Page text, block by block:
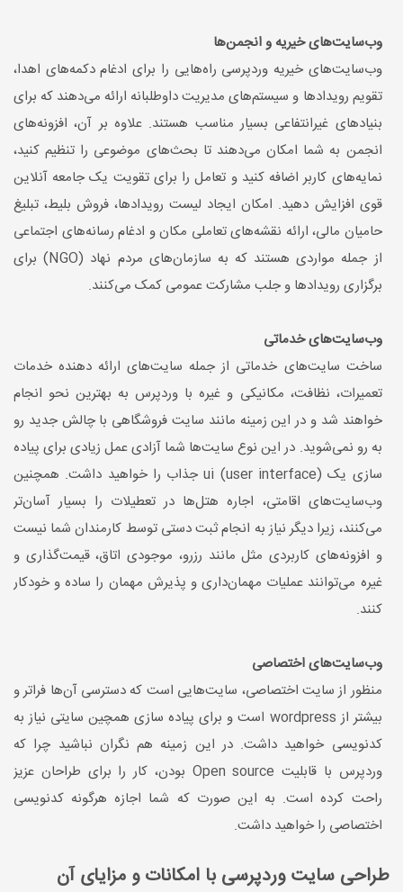
وب‌سایت‌های خیریه و انجمن‌ها
وب‌سایت‌های خیریه وردپرسی راه‌هایی را برای ادغام دکمه‌های اهدا،
تقویم رویدادها و سیستم‌های مدیریت داوطلبانه ارائه می‌دهند که برای
بنیادهای غیرانتفاعی بسیار مناسب هستند. علاوه بر آن، افزونه‌های
انجمن به شما امکان می‌دهند تا بحث‌های موضوعی را تنظیم کنید،
نمایه‌های کاربر اضافه کنید و تعامل را برای تقویت یک جامعه آنلاین
قوی افزایش دهید. امکان ایجاد لیست رویدادها، فروش بلیط، تبلیغ
حامیان مالی، ارائه نقشه‌های تعاملی مکان و ادغام رسانه‌های اجتماعی
از جمله مواردی هستند که به سازمان‌های مردم نهاد (NGO) برای
برگزاری رویدادها و جلب مشارکت عمومی کمک می‌کنند.
وب‌سایت‌های خدماتی
ساخت سایت‌های خدماتی از جمله سایت‌های ارائه دهنده خدمات
تعمیرات، نظافت، مکانیکی و غیره با وردپرس به بهترین نحو انجام
خواهند شد و در این زمینه مانند سایت فروشگاهی با چالش جدید رو
به رو نمی‌شوید. در این نوع سایت‌ها شما آزادی عمل زیادی برای پیاده
سازی یک (user interface) ui جذاب را خواهید داشت. همچنین
وب‌سایت‌های اقامتی، اجاره‌ هتل‌ها در تعطیلات را بسیار آسان‌تر
می‌کنند، زیرا دیگر نیاز به انجام ثبت دستی توسط کارمندان شما نیست
و افزونه‌های کاربردی مثل مانند رزرو، موجودی اتاق، قیمت‌گذاری و
غیره می‌توانند عملیات مهمان‌داری و پذیرش مهمان را ساده و خودکار
کنند.
وب‌سایت‌های اختصاصی
منظور از سایت اختصاصی، سایت‌هایی است که دسترسی آن‌ها فراتر و
بیشتر از wordpress است و برای پیاده سازی همچین سایتی نیاز به
کدنویسی خواهید داشت. در این زمینه هم نگران نباشید چرا که
وردپرس با قابلیت Open source بودن، کار را برای طراحان عزیز
راحت کرده است. به این صورت که شما اجازه هرگونه کدنویسی
اختصاصی را خواهید داشت.
طراحی سایت وردپرسی با امکانات و مزایای آن